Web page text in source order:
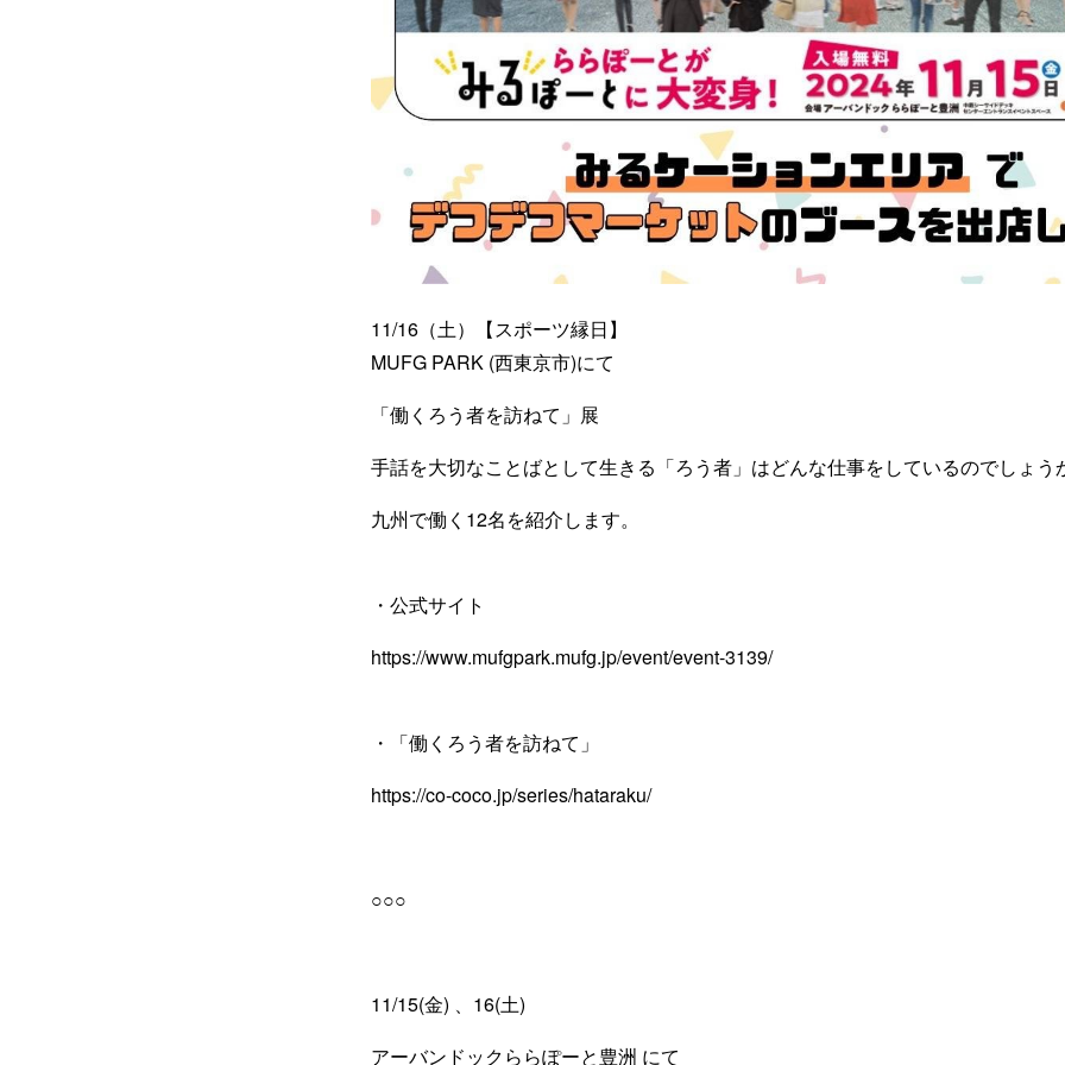
11/16（土）【スポーツ縁日】
MUFG PARK (西東京市)にて
「働くろう者を訪ねて」展
手話を大切なことばとして生きる「ろう者」はどんな仕事をしているのでしょう
九州で働く12名を紹介します。
・公式サイト
https://www.mufgpark.mufg.jp/event/event-3139/
・「働くろう者を訪ねて」
https://co-coco.jp/series/hataraku/
○○○
11/15(金) 、16(土)
アーバンドックららぽーと豊洲 にて